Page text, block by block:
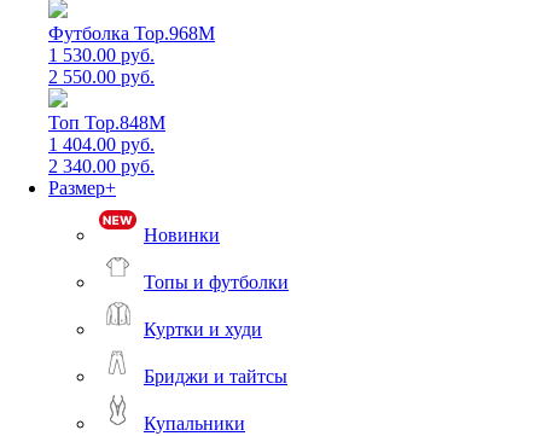
Футболка Top.968M
1 530.00 руб.
2 550.00 руб.
Топ Top.848M
1 404.00 руб.
2 340.00 руб.
Размер+
Новинки
Топы и футболки
Куртки и худи
Бриджи и тайтсы
Купальники